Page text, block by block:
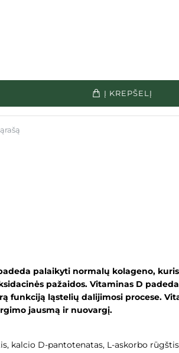
Į KREPŠELĮ
palaikyti normalų kolageno,
pažaidos. Vitaminas D
ląstelių dalijimosi procese.
jausmą ir nuovargį.
kalcio D-pantotenatas, L-askorbo